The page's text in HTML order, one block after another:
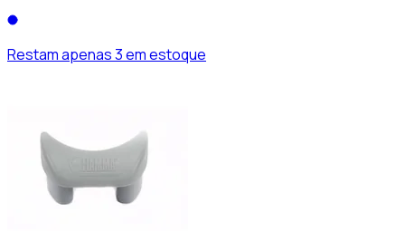
Restam apenas 3 em estoque